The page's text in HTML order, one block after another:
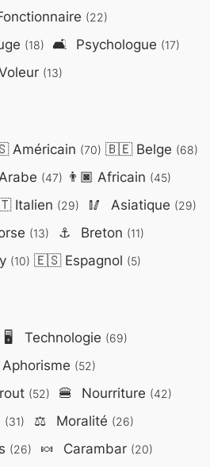
(22)
(18) 🛋️ Psychologue (17)
(13)
Américain (70) 🇧🇪Belge (68)
Arabe (47) 👨🏿 Africain (45)
Italien (29) 🥢 Asiatique (29)
(13) ⚓ Breton (11)
(10) 🇪🇸Espagnol (5)
🖥️ Technologie (69)
Aphorisme (52)
(52) 🍔 Nourriture (42)
(31) ⚖️ Moralité (26)
(26) 🍬 Carambar (20)